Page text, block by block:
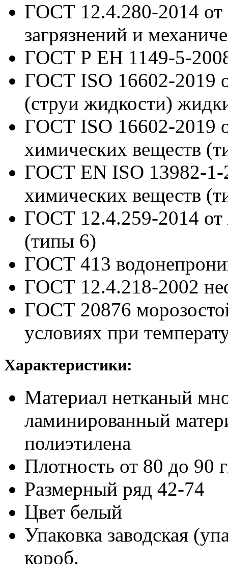
ГОСТ 12.4.280-2014
загрязнений и
ГОСТ Р ЕН 1149-5-
ГОСТ ISO 16602-2019
(струи жидкости)
ГОСТ ISO 16602-2019
химических веществ
ГОСТ EN ISO 13982-1-
химических веществ
ГОСТ 12.4.259-2014
(типы 6)
ГОСТ 413
ГОСТ 12.4.218-2002
ГОСТ 20876
условиях при
Характеристики:
Материал нетканый
ламинированный
полиэтилена
Плотность от 80 до 90
Размерный ряд 42-74
Цвет белый
Упаковка заводская
короб.